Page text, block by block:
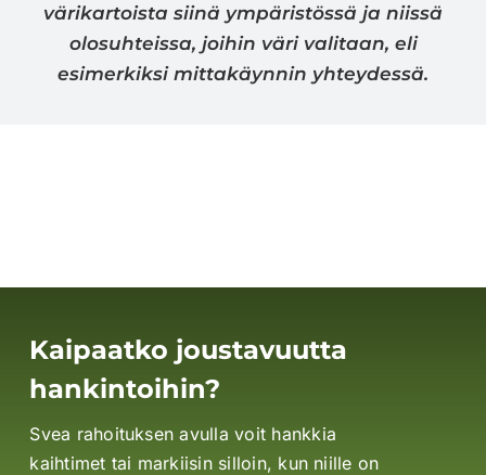
värikartoista siinä ympäristössä ja niissä
olosuhteissa, joihin väri valitaan, eli
esimerkiksi mittakäynnin yhteydessä.
Kaipaatko joustavuutta
hankintoihin?
Svea rahoituksen avulla voit hankkia
kaihtimet tai markiisin silloin, kun niille on